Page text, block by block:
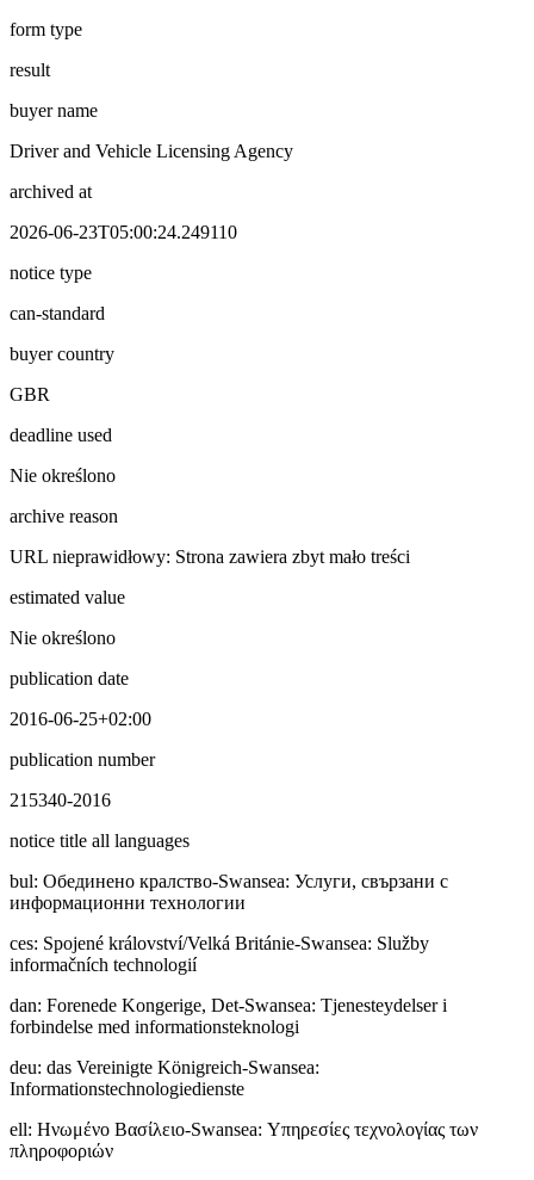
form type
result
buyer name
Driver and Vehicle Licensing Agency
archived at
2026-06-23T05:00:24.249110
notice type
can-standard
buyer country
GBR
deadline used
Nie określono
archive reason
URL nieprawidłowy: Strona zawiera zbyt mało treści
estimated value
Nie określono
publication date
2016-06-25+02:00
publication number
215340-2016
notice title all languages
bul: Обединено кралство-Swansea: Услуги, свързани с
информационни технологии
ces: Spojené království/Velká Británie-Swansea: Služby
informačních technologií
dan: Forenede Kongerige, Det-Swansea: Tjenesteydelser i
forbindelse med informationsteknologi
deu: das Vereinigte Königreich-Swansea:
Informationstechnologiedienste
ell: Ηνωμένο Βασίλειο-Swansea: Υπηρεσίες τεχνολογίας των
πληροφοριών